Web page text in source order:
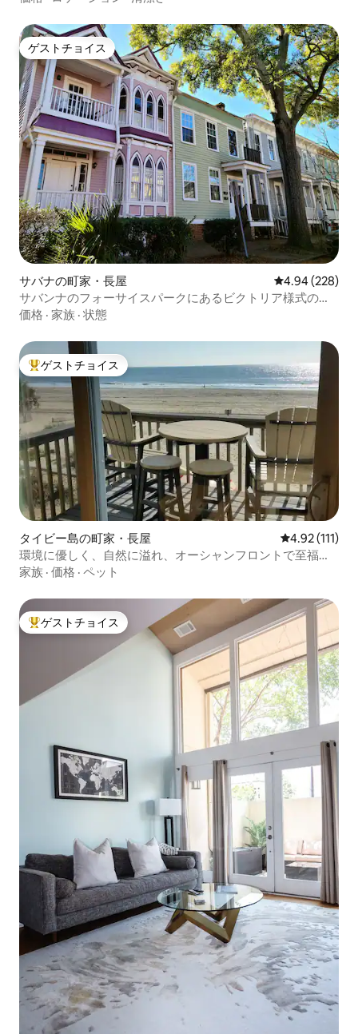
ゲストチョイス
ゲストチョイス
サバナの町家・長屋 レビュー228
4.94 (228)
サバンナのフォーサイスパークにあるビクトリア様式のア
パート、1階
価格 · 家族 · 状態
大好評のゲストチョイスです。
ゲストチョイス
タイビー島の町家・長屋 レビュー111
4.92 (111)
環境に優しく、自然に溢れ、オーシャンフロントで至福の
ひとときを
家族 · 価格 · ペット
大好評のゲストチョイスです。
ゲストチョイス